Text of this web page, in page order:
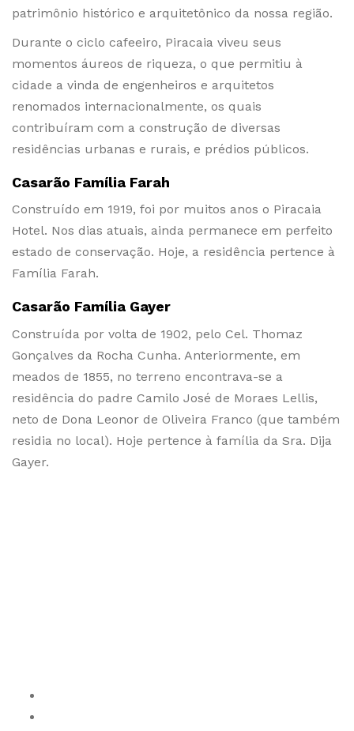
patrimônio histórico e arquitetônico da nossa região.
Durante o ciclo cafeeiro, Piracaia viveu seus
momentos áureos de riqueza, o que permitiu à
cidade a vinda de engenheiros e arquitetos
renomados internacionalmente, os quais
contribuíram com a construção de diversas
residências urbanas e rurais, e prédios públicos.
Casarão Família Farah
Construído em 1919, foi por muitos anos o Piracaia
Hotel. Nos dias atuais, ainda permanece em perfeito
estado de conservação. Hoje, a residência pertence à
Família Farah.
Casarão Família Gayer
Construída por volta de 1902, pelo Cel. Thomaz
Gonçalves da Rocha Cunha. Anteriormente, em
meados de 1855, no terreno encontrava-se a
residência do padre Camilo José de Moraes Lellis,
neto de Dona Leonor de Oliveira Franco (que também
residia no local). Hoje pertence à família da Sra. Dija
Gayer.